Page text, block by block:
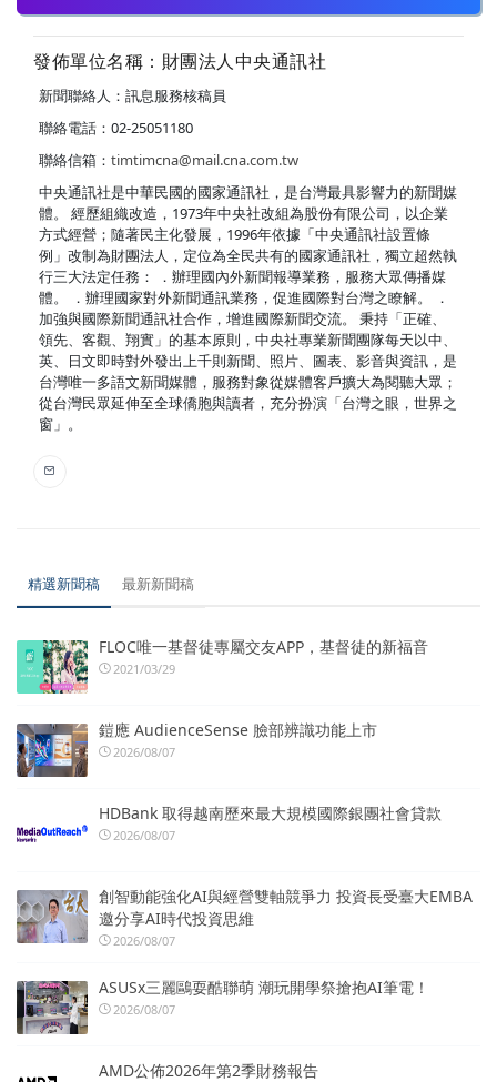
發佈單位名稱：財團法人中央通訊社
新聞聯絡人：訊息服務核稿員
聯絡電話：02-25051180
聯絡信箱： timtimcna@mail.cna.com.tw
中央通訊社是中華民國的國家通訊社，是台灣最具影響力的新聞媒
體。 經歷組織改造，1973年中央社改組為股份有限公司，以企業
方式經營；隨著民主化發展，1996年依據「中央通訊社設置條
例」改制為財團法人，定位為全民共有的國家通訊社，獨立超然執
行三大法定任務： ．辦理國內外新聞報導業務，服務大眾傳播媒
體。 ．辦理國家對外新聞通訊業務，促進國際對台灣之瞭解。 ．
加強與國際新聞通訊社合作，增進國際新聞交流。 秉持「正確、
領先、客觀、翔實」的基本原則，中央社專業新聞團隊每天以中、
英、日文即時對外發出上千則新聞、照片、圖表、影音與資訊，是
台灣唯一多語文新聞媒體，服務對象從媒體客戶擴大為閱聽大眾；
從台灣民眾延伸至全球僑胞與讀者，充分扮演「台灣之眼，世界之
窗」。
精選新聞稿 最新新聞稿
FLOC唯一基督徒專屬交友APP，基督徒的新福音
2021/03/29
鎧應 AudienceSense 臉部辨識功能上市
2026/08/07
HDBank 取得越南歷來最大規模國際銀團社會貸款
2026/08/07
創智動能強化AI與經營雙軸競爭力 投資長受臺大EMBA
邀分享AI時代投資思維
2026/08/07
ASUSx三麗鷗耍酷聯萌 潮玩開學祭搶抱AI筆電！
2026/08/07
AMD公佈2026年第2季財務報告